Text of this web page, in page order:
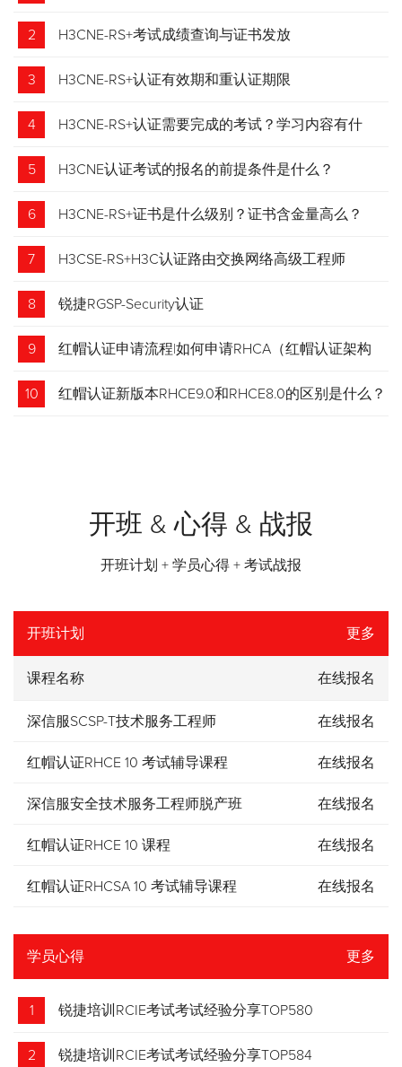
2 H3CNE-RS+考试成绩查询与证书发放
3 H3CNE-RS+认证有效期和重认证期限
4 H3CNE-RS+认证需要完成的考试？学习内容有什
么？
5 H3CNE认证考试的报名的前提条件是什么？
6 H3CNE-RS+证书是什么级别？证书含金量高么？
7 H3CSE-RS+H3C认证路由交换网络高级工程师
8 锐捷RGSP-Security认证
9 红帽认证申请流程|如何申请RHCA（红帽认证架构
师）证书？申请步骤请收藏！
10 红帽认证新版本RHCE9.0和RHCE8.0的区别是什么？
开班 & 心得 & 战报
开班计划 + 学员心得 + 考试战报
开班计划 更多
课程名称 在线报名
深信服SCSP-T技术服务工程师 在线报名
红帽认证RHCE 10 考试辅导课程 在线报名
深信服安全技术服务工程师脱产班 在线报名
红帽认证RHCE 10 课程 在线报名
红帽认证RHCSA 10 考试辅导课程 在线报名
学员心得 更多
1 锐捷培训RCIE考试考试经验分享TOP580
2 锐捷培训RCIE考试考试经验分享TOP584